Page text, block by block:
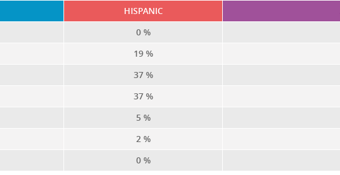
HISPANIC
0 %
19 %
37 %
37 %
5 %
2 %
0 %